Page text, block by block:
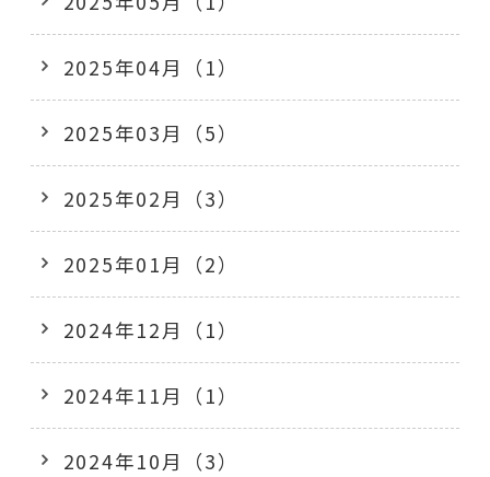
2025年04月（1）
2025年03月（5）
2025年02月（3）
2025年01月（2）
2024年12月（1）
2024年11月（1）
2024年10月（3）